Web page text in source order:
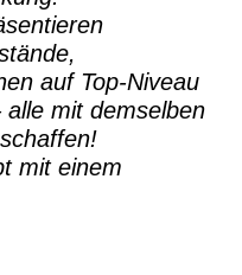
auf Top-Niveau
mit demselben
mit einem